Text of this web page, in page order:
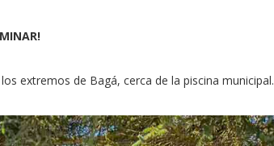
extremos de Bagá, cerca de la piscina municipal.